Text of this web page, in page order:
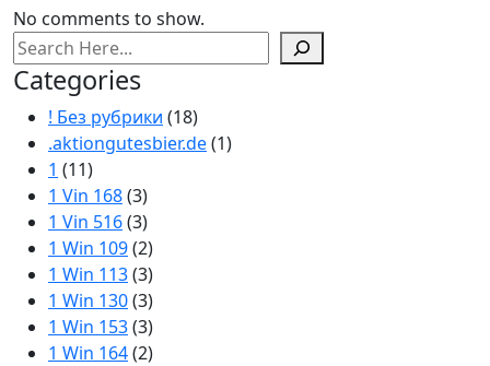
No comments to show.
Search
Categories
! Без рубрики (18)
.aktiongutesbier.de(1)
1 (11)
1 Vin 168(3)
1 Vin 516(3)
1 Win 109(2)
1 Win 113(3)
1 Win 130(3)
1 Win 153(3)
1 Win 164(2)